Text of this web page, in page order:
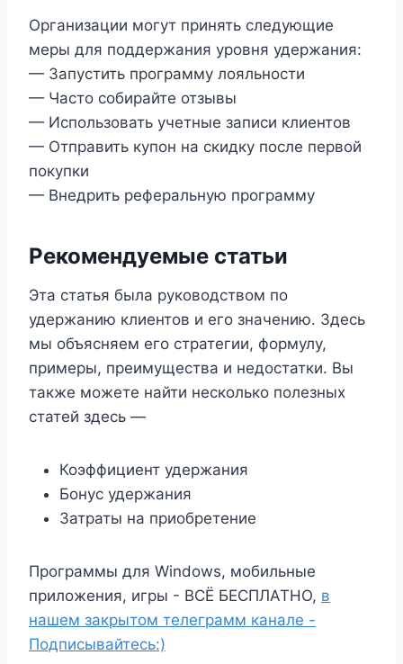
Организации могут принять следующие
меры для поддержания уровня удержания:
— Запустить программу лояльности
— Часто собирайте отзывы
— Использовать учетные записи клиентов
— Отправить купон на скидку после первой
покупки
— Внедрить реферальную программу
Рекомендуемые статьи
Эта статья была руководством по
удержанию клиентов и его значению. Здесь
мы объясняем его стратегии, формулу,
примеры, преимущества и недостатки. Вы
также можете найти несколько полезных
статей здесь —
Коэффициент удержания
Бонус удержания
Затраты на приобретение
Программы для Windows, мобильные
приложения, игры - ВСЁ БЕСПЛАТНО, в
нашем закрытом телеграмм канале -
Подписывайтесь:)